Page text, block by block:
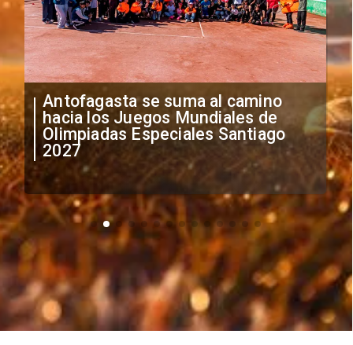
"Falta de profesionalismo": Sifup
anuncia medidas por situación
irregular de futbolistas
extranjeros